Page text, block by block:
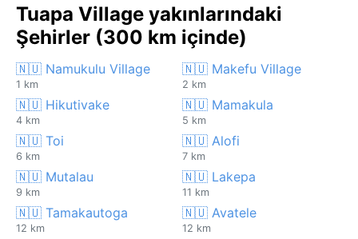
Tuapa Village yakınlarındaki
Şehirler (300 km içinde)
🇳🇺 Namukulu Village
1 km
🇳🇺 Makefu Village
2 km
🇳🇺 Hikutivake
4 km
🇳🇺 Mamakula
5 km
🇳🇺 Toi
6 km
🇳🇺 Alofi
7 km
🇳🇺 Mutalau
9 km
🇳🇺 Lakepa
11 km
🇳🇺 Tamakautoga
12 km
🇳🇺 Avatele
12 km